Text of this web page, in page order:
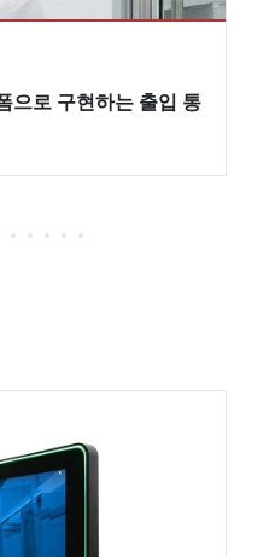
으로 구현하는 출입 통